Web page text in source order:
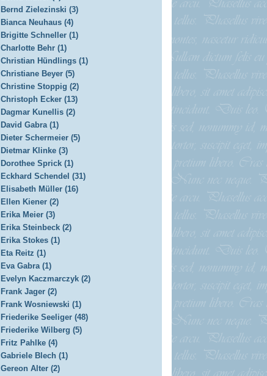
Bernd Zielezinski (3)
Bianca Neuhaus (4)
Brigitte Schneller (1)
Charlotte Behr (1)
Christian Hündlings (1)
Christiane Beyer (5)
Christine Stoppig (2)
Christoph Ecker (13)
Dagmar Kunellis (2)
David Gabra (1)
Dieter Schermeier (5)
Dietmar Klinke (3)
Dorothee Sprick (1)
Eckhard Schendel (31)
Elisabeth Müller (16)
Ellen Kiener (2)
Erika Meier (3)
Erika Steinbeck (2)
Erika Stokes (1)
Eta Reitz (1)
Eva Gabra (1)
Evelyn Kaczmarczyk (2)
Frank Jager (2)
Frank Wosniewski (1)
Friederike Seeliger (48)
Friederike Wilberg (5)
Fritz Pahlke (4)
Gabriele Blech (1)
Gereon Alter (2)